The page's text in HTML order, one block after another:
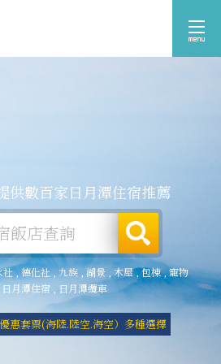
供數百家日月潭住宿推薦
社,德化社,九族,湖景 木屋,包棟,寵物
日月潭住宿 日月潭纜車
惠套票(海陸.陸空.海空）多種選擇